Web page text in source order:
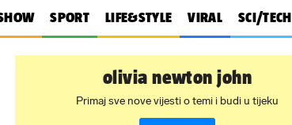
SPORT LIFE&STYLE VIRAL SCI/TECH
olivia newton john
Primaj sve nove vijesti o temi i budi u tijeku